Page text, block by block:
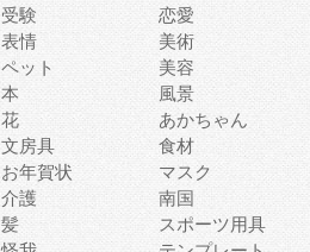
受験
恋愛
表情
美術
ペット
美容
本
風景
花
あかちゃん
文房具
食材
お年賀状
マスク
介護
南国
髪
スポーツ用具